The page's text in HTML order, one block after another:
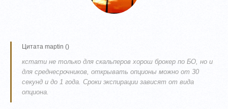
Цитата maptin ()
кстати не только для скальперов хорош брокер по БО, но и
для среднесрочников, открывать опционы можно от 30
секунд и до 1 года. Сроки экспирации зависят от вида
опциона.